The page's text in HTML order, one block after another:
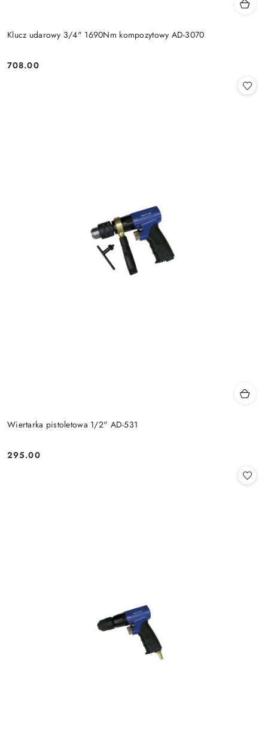
Klucz udarowy 3/4" 1690Nm kompozytowy AD-3070
Cena:
708.00
Wiertarka pistoletowa 1/2" AD-531
Cena:
295.00